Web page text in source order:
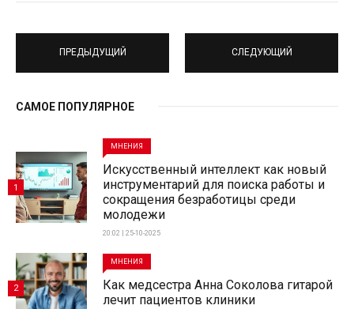
ПРЕДЫДУЩИЙ СЛЕДУЮЩИЙ
САМОЕ ПОПУЛЯРНОЕ
МНЕНИЯ
Искусственный интеллект как новый
инструментарий для поиска работы и
сокращения безработицы среди
молодежи
20:02 | 25-10-2025
1
МНЕНИЯ
Как медсестра Анна Соколова гитарой
лечит пациентов клиники
2